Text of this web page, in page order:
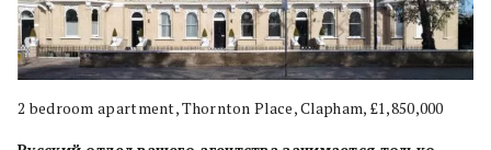
2 bedroom apartment, Thornton Place, Clapham, £1,850,000